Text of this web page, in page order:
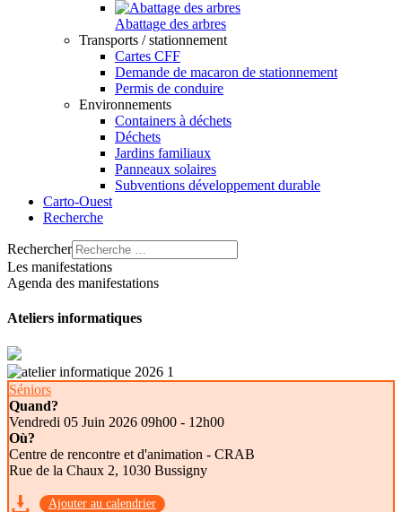
Abattage des arbres
Transports / stationnement
Cartes CFF
Demande de macaron de stationnement
Permis de conduire
Environnements
Containers à déchets
Déchets
Jardins familiaux
Panneaux solaires
Subventions développement durable
Carto-Ouest
Recherche
Rechercher
Les manifestations
Agenda des manifestations
Ateliers informatiques
Séniors
Quand?
Vendredi 05 Juin 2026 09h00 - 12h00
Où?
Centre de rencontre et d'animation - CRAB
Rue de la Chaux 2, 1030 Bussigny
Ajouter au calendrier